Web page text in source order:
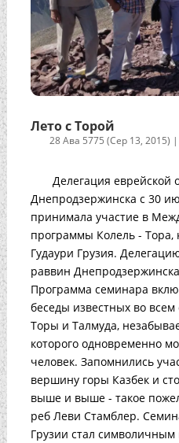
Лето с Торой
28 Ава 5775 (Сер 13, 2015) |
Делегация
Днепродзержинска с 30
принимала участие в
программы Колель - Тора,
Гудаури Грузия.
раввин
Программа семинара
беседы известных во
Торы и Талмуда,
которого одновременно
человек. Запомнились
вершину горы Казбек и
выше и выше - такое
реб Леви Стамблер.
Грузии стал